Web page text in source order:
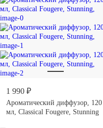
1 990 ₽
Ароматический диффузор, 120
мл, Classical Fougere, Stunning